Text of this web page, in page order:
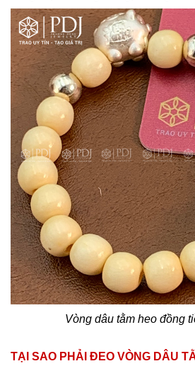
Vòng dâu tằm heo đồng
TẠI SAO PHẢI ĐEO VÒNG DÂU